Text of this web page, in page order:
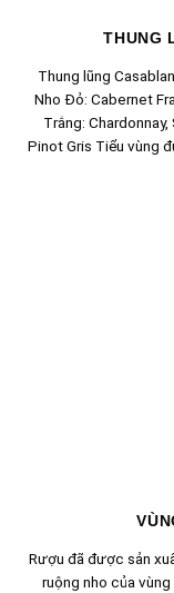
THUNG
Thung lũng
Nho Đỏ: Cabernet
Trắng:
Pinot Gris Tiểu vùng
Rượu đã được sản
ruộng nho của